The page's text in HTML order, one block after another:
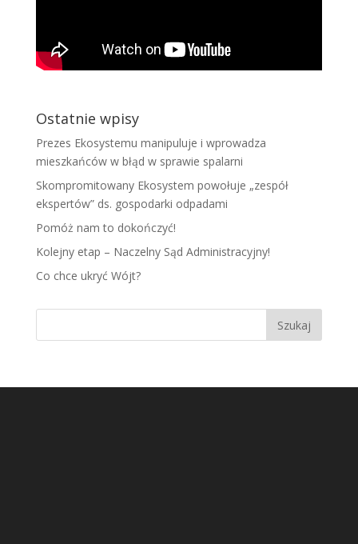
Ostatnie wpisy
Prezes Ekosystemu manipuluje i wprowadza
mieszkańców w błąd w sprawie spalarni
Skompromitowany Ekosystem powołuje „zespół
ekspertów” ds. gospodarki odpadami
Pomóż nam to dokończyć!
Kolejny etap – Naczelny Sąd Administracyjny!
Co chce ukryć Wójt?